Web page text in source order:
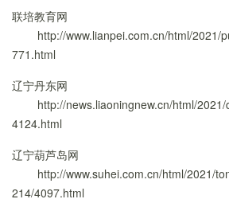
联培教育网
http://www.lianpei.com.cn/html/2021/
771.html
辽宁丹东网
http://news.liaoningnew.cn/html/
4124.html
辽宁葫芦岛网
http://www.suhei.com.cn/html/2021/
214/4097.html